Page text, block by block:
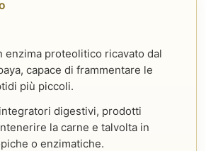
enzima proteolitico ricavato dal
capace di frammentare le
più piccoli.
digestivi, prodotti
la carne e talvolta in
o enzimatiche.